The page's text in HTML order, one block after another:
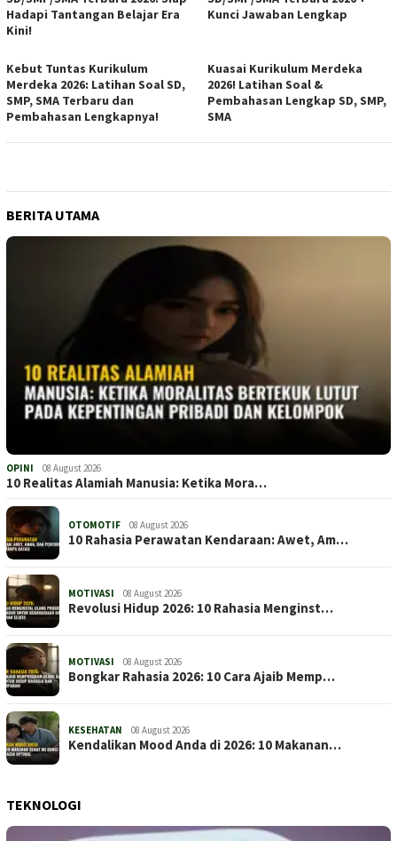
Hadapi Tantangan Belajar Era
Kini!
Kunci Jawaban Lengkap
Kebut Tuntas Kurikulum
Merdeka 2026: Latihan Soal SD,
SMP, SMA Terbaru dan
Pembahasan Lengkapnya!
Kuasai Kurikulum Merdeka
2026! Latihan Soal &
Pembahasan Lengkap SD, SMP,
SMA
BERITA UTAMA
OPINI 08 August 2026
10 Realitas Alamiah Manusia: Ketika Mora…
OTOMOTIF 08 August 2026
10 Rahasia Perawatan Kendaraan: Awet, Am…
MOTIVASI 08 August 2026
Revolusi Hidup 2026: 10 Rahasia Menginst…
MOTIVASI 08 August 2026
Bongkar Rahasia 2026: 10 Cara Ajaib Memp…
KESEHATAN 08 August 2026
Kendalikan Mood Anda di 2026: 10 Makanan…
TEKNOLOGI